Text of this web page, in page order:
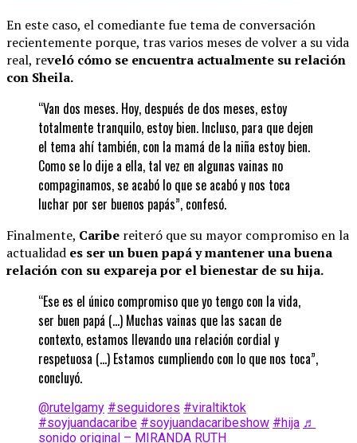
En este caso, el comediante fue tema de conversación
recientemente porque, tras varios meses de volver a su vida
real, reveló cómo se encuentra actualmente su relación
con Sheila.
“Van dos meses. Hoy, después de dos meses, estoy
totalmente tranquilo, estoy bien. Incluso, para que dejen
el tema ahí también, con la mamá de la niña estoy bien.
Como se lo dije a ella, tal vez en algunas vainas no
compaginamos, se acabó lo que se acabó y nos toca
luchar por ser buenos papás”, confesó.
Finalmente, Caribe reiteró que su mayor compromiso en la
actualidad es ser un buen papá y mantener una buena
relación con su expareja por el bienestar de su hija.
“Ese es el único compromiso que yo tengo con la vida,
ser buen papá (…) Muchas vainas que las sacan de
contexto, estamos llevando una relación cordial y
respetuosa (…) Estamos cumpliendo con lo que nos toca”,
concluyó.
@rutelgamy #seguidores #viraltiktok
#soyjuandacaribe #soyjuandacaribeshow #hija ♬
sonido original – MIRANDA RUTH